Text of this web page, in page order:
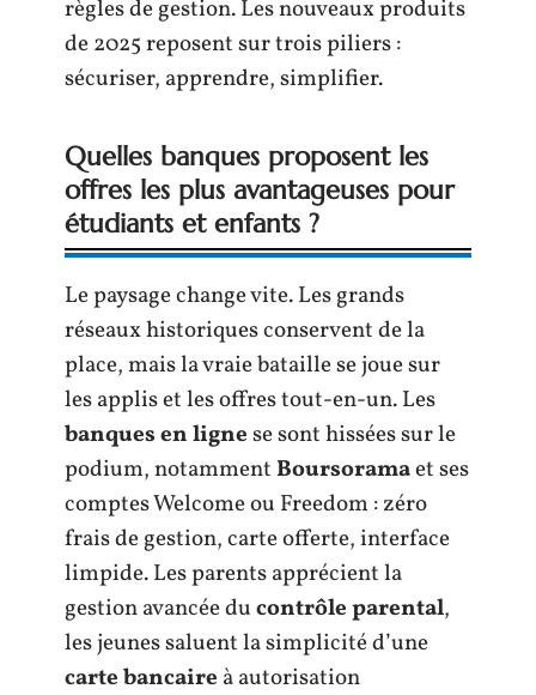
règles de gestion. Les nouveaux produits
de 2025 reposent sur trois piliers :
sécuriser, apprendre, simplifier.
Quelles banques proposent les
offres les plus avantageuses pour
étudiants et enfants ?
Le paysage change vite. Les grands
réseaux historiques conservent de la
place, mais la vraie bataille se joue sur
les applis et les offres tout-en-un. Les
banques en lignese sont hissées sur le
podium, notammentBoursoramaet ses
comptes Welcome ou Freedom : zéro
frais de gestion, carte offerte, interface
limpide. Les parents apprécient la
gestion avancée ducontrôle parental,
les jeunes saluent la simplicité d’une
carte bancaire à autorisation